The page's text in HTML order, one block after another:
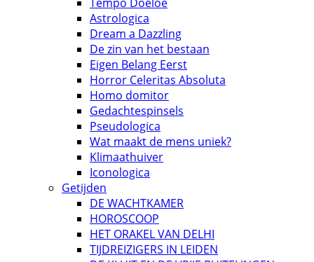
Astrologica
Dream a Dazzling
De zin van het bestaan
Eigen Belang Eerst
Horror Celeritas Absoluta
Homo domitor
Gedachtespinsels
Pseudologica
Wat maakt de mens uniek?
Klimaathuiver
Iconologica
Getijden
DE WACHTKAMER
HOROSCOOP
HET ORAKEL VAN DELHI
TIJDREIZIGERS IN LEIDEN